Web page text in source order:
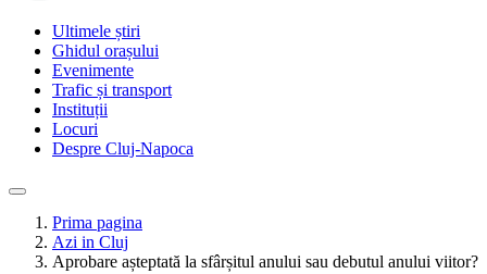
Ultimele știri
Ghidul orașului
Evenimente
Trafic și transport
Instituții
Locuri
Despre Cluj-Napoca
Prima pagina
Azi in Cluj
Aprobare așteptată la sfârșitul anului sau debutul anului viitor?